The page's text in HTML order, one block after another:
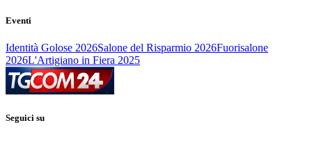
Eventi
Identità Golose 2026Salone del Risparmio 2026Fuorisalone
2026L'Artigiano in Fiera 2025
Seguici su